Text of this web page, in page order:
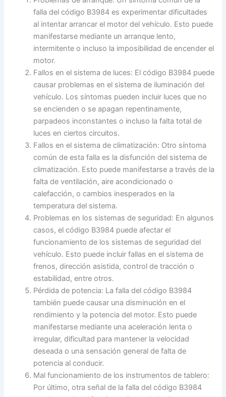
falla del código B3984 es experimentar dificultades
al intentar arrancar el motor del vehículo. Esto puede
manifestarse mediante un arranque lento,
intermitente o incluso la imposibilidad de encender el
motor.
Fallos en el sistema de luces: El código B3984 puede
causar problemas en el sistema de iluminación del
vehículo. Los síntomas pueden incluir luces que no
se encienden o se apagan repentinamente,
parpadeos inconstantes o incluso la falta total de
luces en ciertos circuitos.
Fallos en el sistema de climatización: Otro síntoma
común de esta falla es la disfunción del sistema de
climatización. Esto puede manifestarse a través de la
falta de ventilación, aire acondicionado o
calefacción, o cambios inesperados en la
temperatura del sistema.
Problemas en los sistemas de seguridad: En algunos
casos, el código B3984 puede afectar el
funcionamiento de los sistemas de seguridad del
vehículo. Esto puede incluir fallas en el sistema de
frenos, dirección asistida, control de tracción o
estabilidad, entre otros.
Pérdida de potencia: La falla del código B3984
también puede causar una disminución en el
rendimiento y la potencia del motor. Esto puede
manifestarse mediante una aceleración lenta o
irregular, dificultad para mantener la velocidad
deseada o una sensación general de falta de
potencia al conducir.
Mal funcionamiento de los instrumentos de tablero:
Por último, otra señal de la falla del código B3984